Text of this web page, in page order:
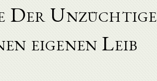
Der Unzüchtige
eigenen Leib